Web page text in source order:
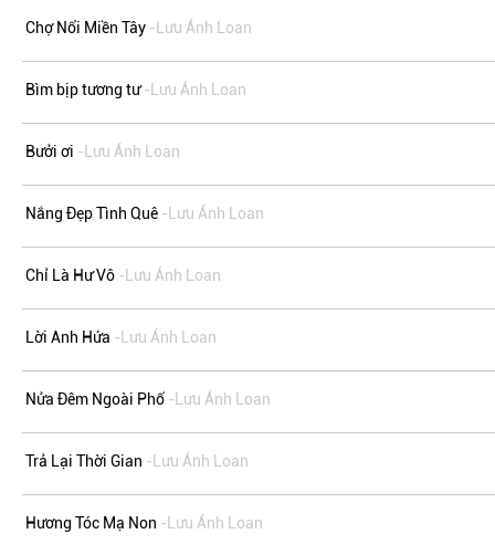
Chợ Nổi Miền Tây -Lưu Ánh Loan
Bìm bịp tương tư -Lưu Ánh Loan
Bưởi ơi -Lưu Ánh Loan
Nắng Đẹp Tình Quê -Lưu Ánh Loan
Chỉ Là Hư Vô -Lưu Ánh Loan
Lời Anh Hứa -Lưu Ánh Loan
Nửa Đêm Ngoài Phố -Lưu Ánh Loan
Trả Lại Thời Gian -Lưu Ánh Loan
Hương Tóc Mạ Non -Lưu Ánh Loan